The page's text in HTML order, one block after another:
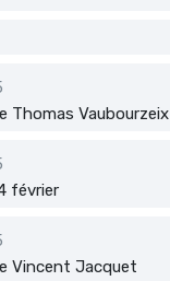
Thomas Vaubourzeix
février
Vincent Jacquet